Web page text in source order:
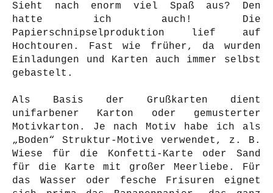
Sieht nach enorm viel Spaß aus? Den
hatte ich auch! Die
Papierschnipselproduktion lief auf
Hochtouren. Fast wie früher, da wurden
Einladungen und Karten auch immer selbst
gebastelt.
Als Basis der Grußkarten dient
unifarbener Karton oder gemusterter
Motivkarton. Je nach Motiv habe ich als
„Boden“ Struktur-Motive verwendet, z. B.
Wiese für die Konfetti-Karte oder Sand
für die Karte mit großer Meerliebe. Für
das Wasser oder fesche Frisuren eignet